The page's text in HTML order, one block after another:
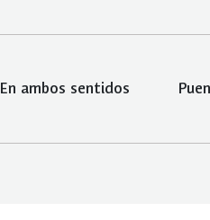
En ambos sentidos